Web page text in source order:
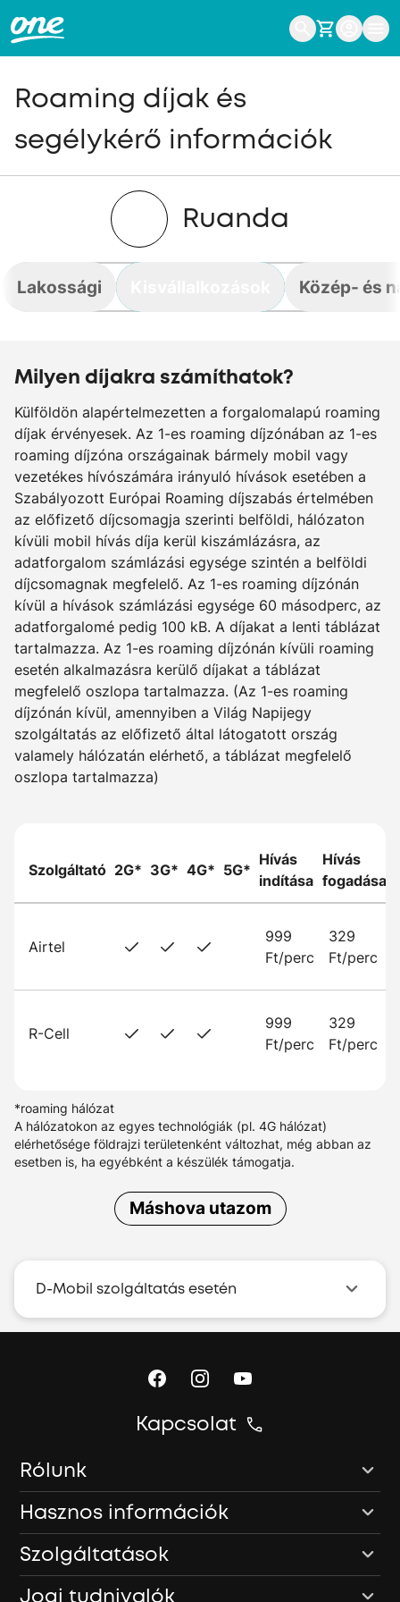
Roaming díjak és
segélykérő információk
Ruanda
Lakossági Közép- és
Milyen díjakra számíthatok?
Külföldön alapértelmezetten a forgalomalapú roaming
díjak érvényesek. Az 1-es roaming díjzónában az 1-es
roaming díjzóna országainak bármely mobil vagy
vezetékes hívószámára irányuló hívások esetében a
Szabályozott Európai Roaming díjszabás értelmében
az előfizető díjcsomagja szerinti belföldi, hálózaton
kívüli mobil hívás díja kerül kiszámlázásra, az
adatforgalom számlázási egysége szintén a belföldi
díjcsomagnak megfelelő. Az 1-es roaming díjzónán
kívül a hívások számlázási egysége 60 másodperc, az
adatforgalomé pedig 100 kB. A díjakat a lenti táblázat
tartalmazza. Az 1-es roaming díjzónán kívüli roaming
esetén alkalmazásra kerülő díjakat a táblázat
megfelelő oszlopa tartalmazza. (Az 1-es roaming
díjzónán kívül, amennyiben a Világ Napijegy
szolgáltatás az előfizető által látogatott ország
valamely hálózatán elérhető, a táblázat megfelelő
oszlopa tartalmazza)
Szolgáltató 2G* 3G* 4G* 5G*
Hívás
indítása
Hívás
fogadása
Airtel
999
Ft/perc
329
Ft/perc
R-Cell
999
Ft/perc
329
Ft/perc
*roaming hálózat
A hálózatokon az egyes technológiák (pl. 4G hálózat)
elérhetősége földrajzi területenként változhat, még abban az
esetben is, ha egyébként a készülék támogatja.
Máshova utazom
D-Mobil szolgáltatás esetén
Kapcsolat
Rólunk
Hasznos információk
Szolgáltatások
Jogi tudnivalók